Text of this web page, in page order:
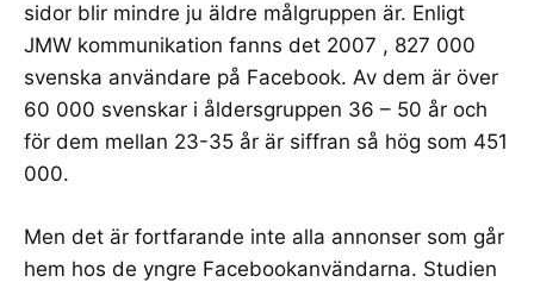
sidor blir mindre ju äldre målgruppen är. Enligt
JMW kommunikation fanns det 2007 , 827 000
svenska användare på Facebook. Av dem är över
60 000 svenskar i åldersgruppen 36 – 50 år och
för dem mellan 23-35 år är siffran så hög som 451
000.
Men det är fortfarande inte alla annonser som går
hem hos de yngre Facebookanvändarna. Studien